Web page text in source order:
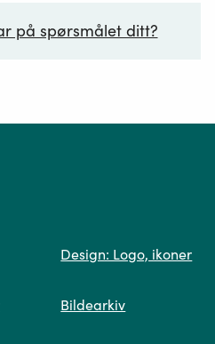
på spørsmålet ditt?
Design: Logo, ikoner
Bildearkiv